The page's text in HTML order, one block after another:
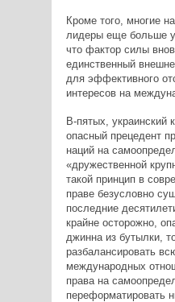
Кроме того, многие
лидеры еще больше
что фактор силы
единственный
для эффективного
интересов на
В-пятых, украинский
опасный прецедент
наций на
«дружественной
такой принцип в
праве безусловно
последние
крайне осторожно,
джинна из бутылки,
разбалансировать
международных
права на
переформатировать